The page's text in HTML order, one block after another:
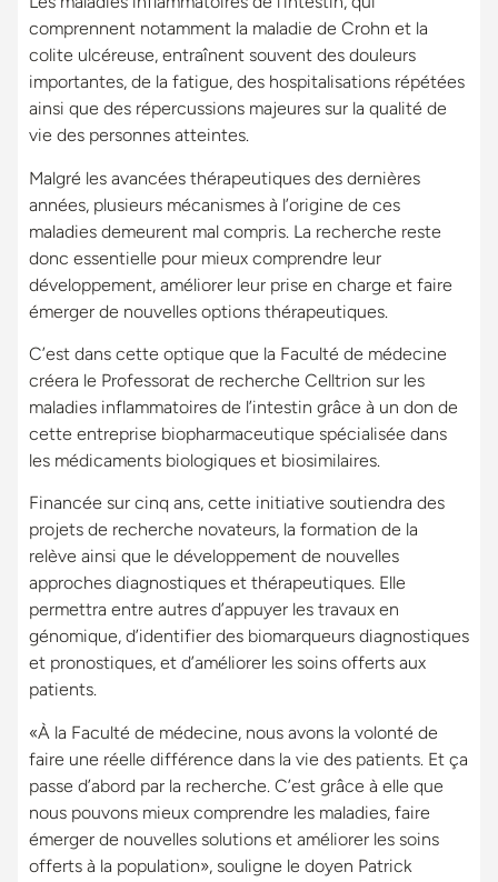
comprennent notamment la maladie de Crohn et la
colite ulcéreuse, entraînent souvent des douleurs
importantes, de la fatigue, des hospitalisations répétées
ainsi que des répercussions majeures sur la qualité de
vie des personnes atteintes.
Malgré les avancées thérapeutiques des dernières
années, plusieurs mécanismes à l’origine de ces
maladies demeurent mal compris. La recherche reste
donc essentielle pour mieux comprendre leur
développement, améliorer leur prise en charge et faire
émerger de nouvelles options thérapeutiques.
C’est dans cette optique que la Faculté de médecine
créera le Professorat de recherche Celltrion sur les
maladies inflammatoires de l’intestin grâce à un don de
cette entreprise biopharmaceutique spécialisée dans
les médicaments biologiques et biosimilaires.
Financée sur cinq ans, cette initiative soutiendra des
projets de recherche novateurs, la formation de la
relève ainsi que le développement de nouvelles
approches diagnostiques et thérapeutiques. Elle
permettra entre autres d’appuyer les travaux en
génomique, d’identifier des biomarqueurs diagnostiques
et pronostiques, et d’améliorer les soins offerts aux
patients.
«À la Faculté de médecine, nous avons la volonté de
faire une réelle différence dans la vie des patients. Et ça
passe d’abord par la recherche. C’est grâce à elle que
nous pouvons mieux comprendre les maladies, faire
émerger de nouvelles solutions et améliorer les soins
offerts à la population», souligne le doyen Patrick